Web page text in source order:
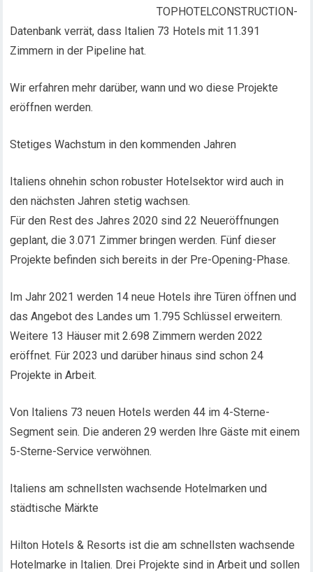
TOPHOTELCONSTRUCTION-
Datenbank verrät, dass Italien 73 Hotels mit 11.391
Zimmern in der Pipeline hat.
Wir erfahren mehr darüber, wann und wo diese Projekte
eröffnen werden.
Stetiges Wachstum in den kommenden Jahren
Italiens ohnehin schon robuster Hotelsektor wird auch in
den nächsten Jahren stetig wachsen.
Für den Rest des Jahres 2020 sind 22 Neueröffnungen
geplant, die 3.071 Zimmer bringen werden. Fünf dieser
Projekte befinden sich bereits in der Pre-Opening-Phase.
Im Jahr 2021 werden 14 neue Hotels ihre Türen öffnen und
das Angebot des Landes um 1.795 Schlüssel erweitern.
Weitere 13 Häuser mit 2.698 Zimmern werden 2022
eröffnet. Für 2023 und darüber hinaus sind schon 24
Projekte in Arbeit.
Von Italiens 73 neuen Hotels werden 44 im 4-Sterne-
Segment sein. Die anderen 29 werden Ihre Gäste mit einem
5-Sterne-Service verwöhnen.
Italiens am schnellsten wachsende Hotelmarken und
städtische Märkte
Hilton Hotels & Resorts ist die am schnellsten wachsende
Hotelmarke in Italien. Drei Projekte sind in Arbeit und sollen